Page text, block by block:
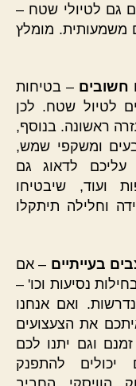
גם לטיולי שטח –
משמעותית. מומלץ
חשובים – בטיחות
לטיול שטח. לכן
ראשונה. בנוסף,
ומשקפי שמש,
לדאוג גם
ועוד, שיבטיחו
וחלילה תיתקלו
בעייתיים – אם
נסיעות וכו' –
ואם אנחנו
את הצעצועים
וגם יתנו לכם
להתפנק